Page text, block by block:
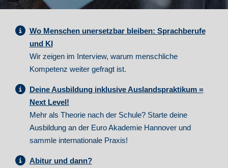
Wo Menschen unersetzbar bleiben: Sprachberufe
und KI
Wir zeigen im Interview, warum menschliche
Kompetenz weiter gefragt ist.
Deine Ausbildung inklusive Auslandspraktikum =
Next Level!
Mehr als Theorie nach der Schule? Starte deine
Ausbildung an der Euro Akademie Hannover und
sammle internationale Praxis!
Abitur und dann?